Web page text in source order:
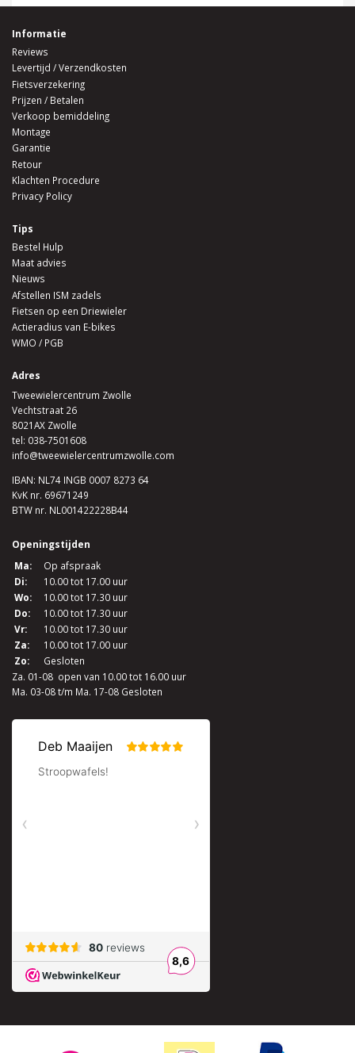
Informatie
Reviews
Levertijd / Verzendkosten
Fietsverzekering
Prijzen / Betalen
Verkoop bemiddeling
Montage
Garantie
Retour
Klachten Procedure
Privacy Policy
Tips
Bestel Hulp
Maat advies
Nieuws
Afstellen ISM zadels
Fietsen op een Driewieler
Actieradius van E-bikes
WMO / PGB
Adres
Tweewielercentrum Zwolle
Vechtstraat 26
8021AX Zwolle
tel: 038-7501608
info@tweewielercentrumzwolle.com
IBAN: NL74 INGB 0007 8273 64
KvK nr. 69671249
BTW nr. NL001422228B44
Openingstijden
Ma:
Op afspraak
Di:
10.00 tot 17.00 uur
Wo:
10.00 tot 17.30 uur
Do:
10.00 tot 17.30 uur
Vr:
10.00 tot 17.30 uur
Za:
10.00 tot 17.00 uur
Zo:
Gesloten
Za. 01-08 open van 10.00 tot 16.00 uur
Ma. 03-08 t/m Ma. 17-08 Gesloten